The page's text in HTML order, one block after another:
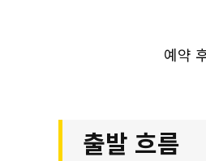
예약
출발 흐름